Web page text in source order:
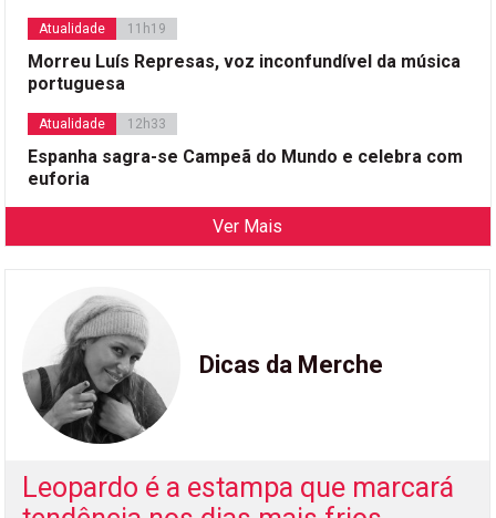
Atualidade 11h19
Morreu Luís Represas, voz inconfundível da música
portuguesa
Atualidade 12h33
Espanha sagra-se Campeã do Mundo e celebra com
euforia
Ver Mais
Dicas da Merche
Leopardo é a estampa que marcará